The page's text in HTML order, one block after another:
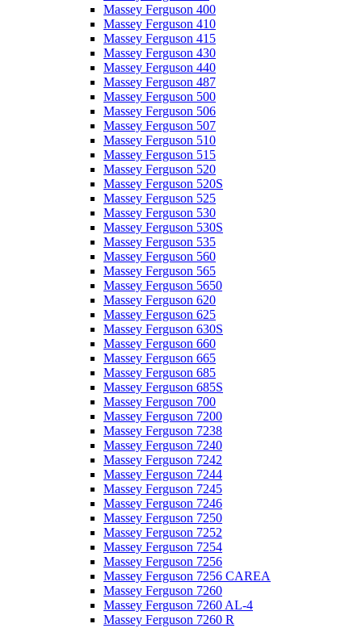
Massey Ferguson 400
Massey Ferguson 410
Massey Ferguson 415
Massey Ferguson 430
Massey Ferguson 440
Massey Ferguson 487
Massey Ferguson 500
Massey Ferguson 506
Massey Ferguson 507
Massey Ferguson 510
Massey Ferguson 515
Massey Ferguson 520
Massey Ferguson 520S
Massey Ferguson 525
Massey Ferguson 530
Massey Ferguson 530S
Massey Ferguson 535
Massey Ferguson 560
Massey Ferguson 565
Massey Ferguson 5650
Massey Ferguson 620
Massey Ferguson 625
Massey Ferguson 630S
Massey Ferguson 660
Massey Ferguson 665
Massey Ferguson 685
Massey Ferguson 685S
Massey Ferguson 700
Massey Ferguson 7200
Massey Ferguson 7238
Massey Ferguson 7240
Massey Ferguson 7242
Massey Ferguson 7244
Massey Ferguson 7245
Massey Ferguson 7246
Massey Ferguson 7250
Massey Ferguson 7252
Massey Ferguson 7254
Massey Ferguson 7256
Massey Ferguson 7256 CAREA
Massey Ferguson 7260
Massey Ferguson 7260 AL-4
Massey Ferguson 7260 R